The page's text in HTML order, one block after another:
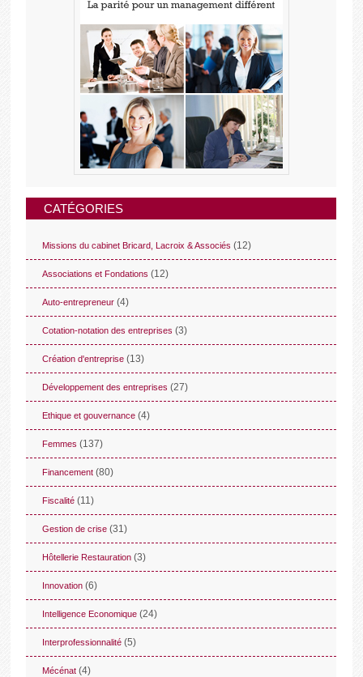
CATÉGORIES
Missions du cabinet Bricard, Lacroix & Associés (12)
Associations et Fondations (12)
Auto-entrepreneur (4)
Cotation-notation des entreprises (3)
Création d'entreprise (13)
Développement des entreprises (27)
Ethique et gouvernance (4)
Femmes (137)
Financement (80)
Fiscalité (11)
Gestion de crise (31)
Hôtellerie Restauration (3)
Innovation (6)
Intelligence Economique (24)
Interprofessionnalité (5)
Mécénat (4)